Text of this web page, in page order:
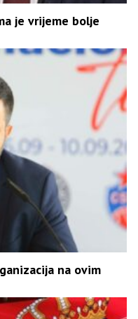
je vrijeme bolje
na ovim